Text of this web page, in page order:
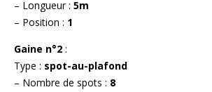
– Longueur : 5m
– Position : 1
Gaine n°2 :
Type : spot-au-plafond
– Nombre de spots : 8